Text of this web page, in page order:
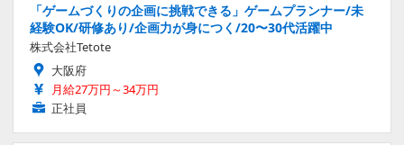
「ゲームづくりの企画に挑戦できる」ゲームプランナー/未
経験OK/研修あり/企画力が身につく/20〜30代活躍中
株式会社Tetote
大阪府
月給27万円～34万円
正社員